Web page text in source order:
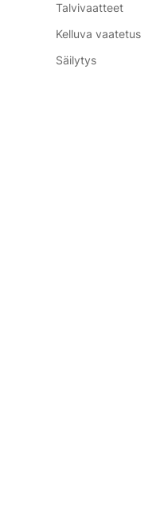
Talvivaatteet
Kelluva vaatetus
Säilytys